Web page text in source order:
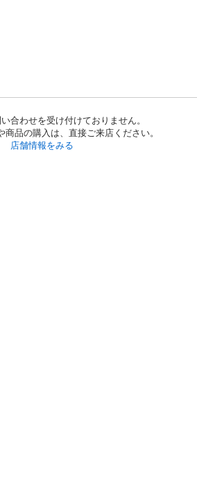
合わせを受け付けておりません。
商品の購入は、直接ご来店ください。
店舗情報をみる